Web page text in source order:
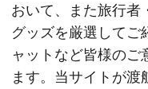
おいて、また旅行者
グッズを厳選してご
ャットなど皆様のご
ます。当サイトが